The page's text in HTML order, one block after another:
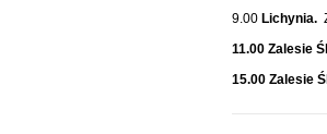
9.00 Lichynia.
11.00 Zalesie
15.00 Zalesie